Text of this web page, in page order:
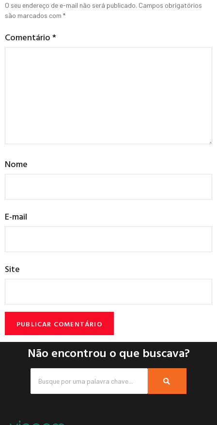
O seu endereço de e-mail não será publicado. Campos obrigatórios
são marcados com *
Comentário*
Nome
E-mail
Site
Não encontrou o que buscava?